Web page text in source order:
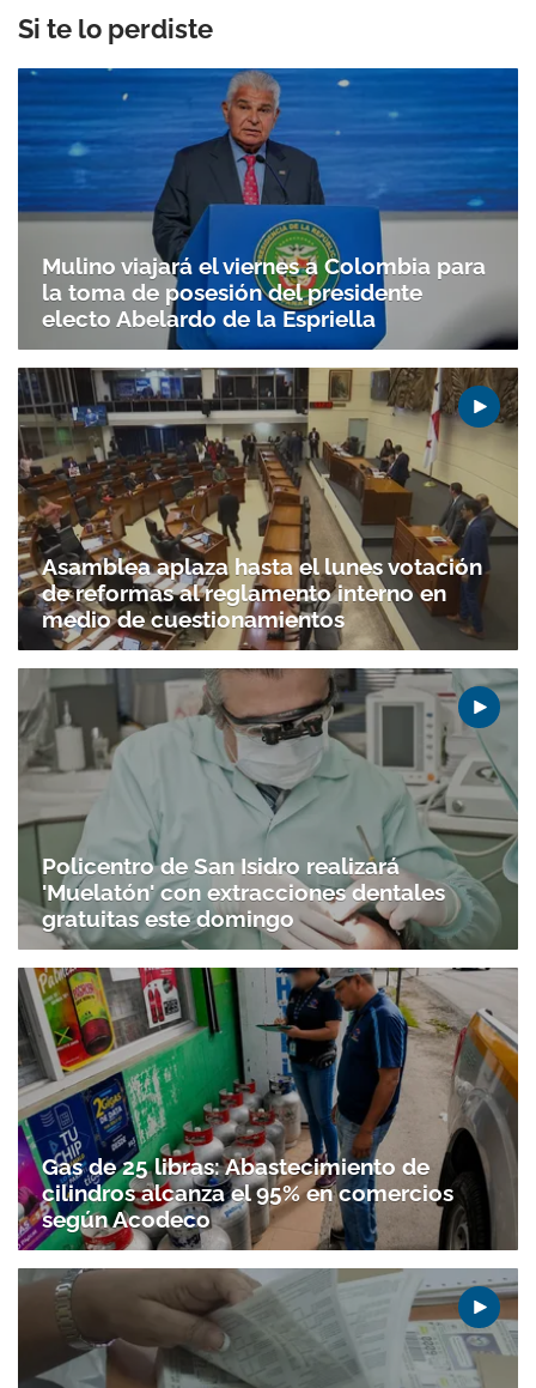
Si te lo perdiste
Mulino viajará el viernes a Colombia para
la toma de posesión del presidente
electo Abelardo de la Espriella
Asamblea aplaza hasta el lunes votación
de reformas al reglamento interno en
medio de cuestionamientos
Policentro de San Isidro realizará
'Muelatón' con extracciones dentales
gratuitas este domingo
Gas de 25 libras: Abastecimiento de
cilindros alcanza el 95% en comercios
según Acodeco